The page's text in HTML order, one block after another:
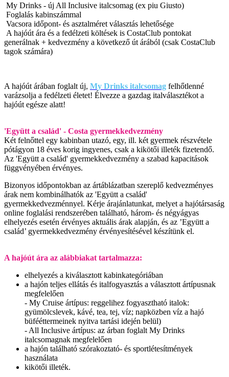
My Drinks - új All Inclusive italcsomag (ex piu Giusto)
Foglalás kabinszámmal
Vacsora időpont- és asztalméret választás lehetősége
A hajóút ára és a fedélzeti költések is CostaClub pontokat
generálnak + kedvezmény a következő út árából (csak CostaClub
tagok számára)
A hajóút árában foglalt új, My Drinks italcsomag felhőtlenné
varázsolja a fedélzeti életet! Élvezze a gazdag italválasztékot a
hajóút egésze alatt!
'Együtt a család' - Costa gyermekkedvezmény
Két felnőttel egy kabinban utazó, egy, ill. két gyermek részvétele
pótágyon 18 éves korig ingyenes, csak a kikötői illeték fizetendő.
Az 'Együtt a család' gyermekkedvezmény a szabad kapacitások
függvényében érvényes.
Bizonyos időpontokban az ártáblázatban szereplő kedvezményes
árak nem kombinálhatók az 'Együtt a család'
gyermekkedvezménnyel. Kérje árajánlatunkat, melyet a hajótársaság
online foglalási rendszerében található, három- és négyágyas
elhelyezés esetén érvényes aktuális árak alapján, és az ’Együtt a
család’ gyermekkedvezmény érvényesítésével készítünk el.
A hajóút ára az alábbiakat tartalmazza:
elhelyezés a kiválasztott kabinkategóriában
a hajón teljes ellátás és italfogyasztás a választott ártípusnak
megfelelően
- My Cruise ártípus: reggelihez fogyasztható italok:
gyümölcslevek, kávé, tea, tej, víz; napközben víz a hajó
büfééttermeinek nyitva tartási idején belül)
- All Inclusive ártípus: az árban foglalt My Drinks
italcsomagnak megfelelően
a hajón található szórakoztató- és sportlétesítmények
használata
kikötői illeték.